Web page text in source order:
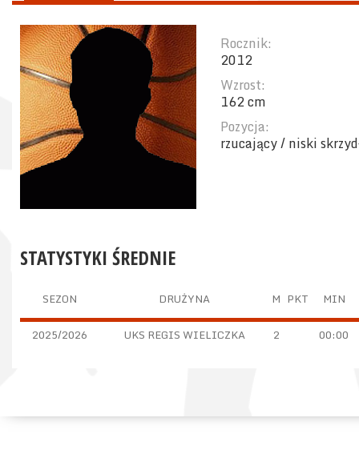
Rocznik:
2012
Wzrost:
162 cm
Pozycja:
rzucający / niski
STATYSTYKI ŚREDNIE
SEZON DRUŻYNA M PKT MIN
2025/2026 UKS REGIS WIELICZKA 2 00:00